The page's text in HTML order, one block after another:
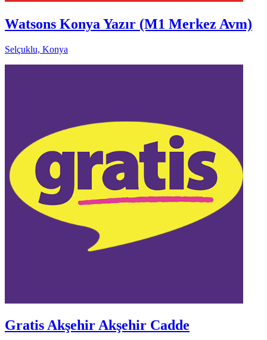
Watsons Konya Yazır (M1 Merkez Avm)
Selçuklu, Konya
Gratis Akşehir Akşehir Cadde